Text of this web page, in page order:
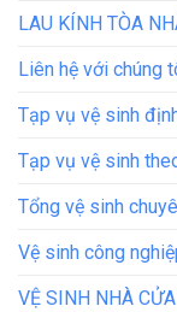
LAU KÍNH TÒA
Liên hệ với chúng
Tạp vụ vệ sinh
Tạp vụ vệ sinh
Tổng vệ sinh
Vệ sinh công
VỆ SINH NHÀ